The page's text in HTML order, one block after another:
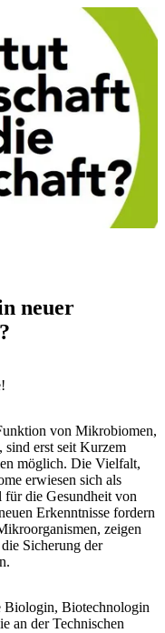
neuer
von Mikrobiomen,
erst seit Kurzem
möglich. Die Vielfalt,
erwiesen sich als
für die Gesundheit von
Erkenntnisse fordern
zeigen
Sicherung der
Biologin, Biotechnologin
an der Technischen